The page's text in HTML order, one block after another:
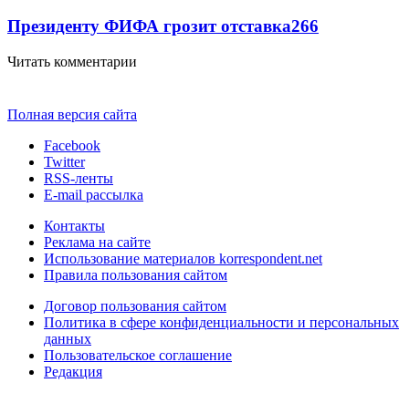
Президенту ФИФА грозит отставка266
Читать комментарии
Полная версия сайта
Facebook
Twitter
RSS-ленты
E-mail рассылка
Контакты
Реклама на сайте
Использование материалов korrespondent.net
Правила пользования сайтом
Договор пользования сайтом
Политика в сфере конфиденциальности и персональных
данных
Пользовательское соглашение
Редакция